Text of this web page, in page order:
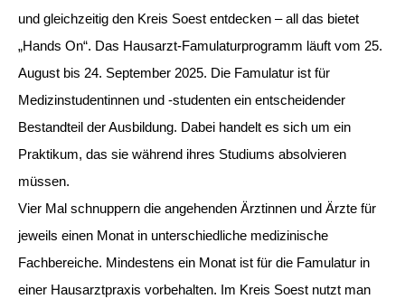
und gleichzeitig den Kreis Soest entdecken – all das bietet
„Hands On“. Das Hausarzt-Famulaturprogramm läuft vom 25.
August bis 24. September 2025. Die Famulatur ist für
Medizinstudentinnen und -studenten ein entscheidender
Bestandteil der Ausbildung. Dabei handelt es sich um ein
Praktikum, das sie während ihres Studiums absolvieren
müssen.
Vier Mal schnuppern die angehenden Ärztinnen und Ärzte für
jeweils einen Monat in unterschiedliche medizinische
Fachbereiche. Mindestens ein Monat ist für die Famulatur in
einer Hausarztpraxis vorbehalten. Im Kreis Soest nutzt man